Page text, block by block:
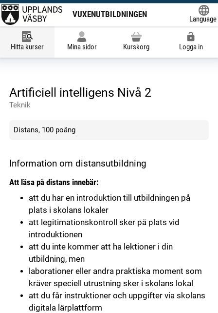
VUXENUTBILDNINGEN
Language
Hitta kurser Mina sidor Kurskorg Logga in
Artificiell intelligens Nivå 2
Teknik
Distans, 100 poäng
Information om distansutbildning
Att läsa på distans innebär:
att du har en introduktion till utbildningen på
plats i skolans lokaler
att legitimationskontroll sker på plats vid
introduktionen
att du inte kommer att ha lektioner i din
utbildning, men
laborationer eller andra praktiska moment som
kräver speciell utrustning sker i skolans lokal
att du får instruktioner och uppgifter via skolans
digitala lärplattform